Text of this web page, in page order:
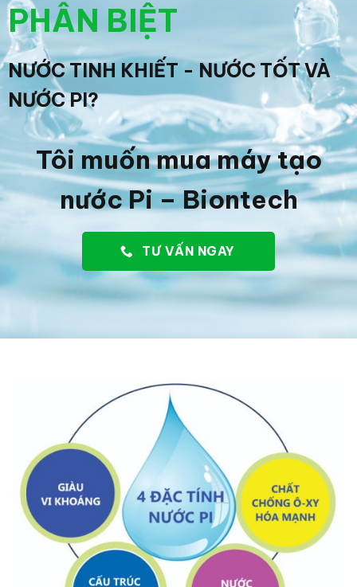
PHÂN BIỆT
NƯỚC TINH KHIẾT - NƯỚC TỐT VÀ
NƯỚC PI?
Tôi muốn mua máy tạo
nước Pi – Biontech
TƯ VẤN NGAY